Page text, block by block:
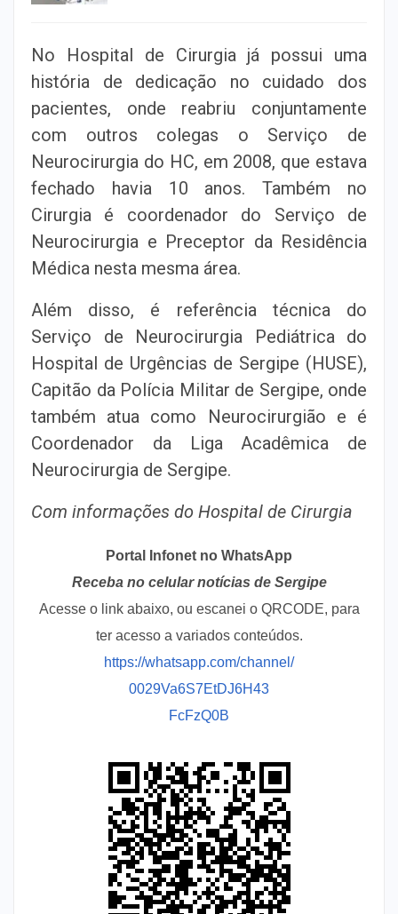
No Hospital de Cirurgia já possui uma
história de dedicação no cuidado dos
pacientes, onde reabriu conjuntamente
com outros colegas o Serviço de
Neurocirurgia do HC, em 2008, que estava
fechado havia 10 anos. Também no
Cirurgia é coordenador do Serviço de
Neurocirurgia e Preceptor da Residência
Médica nesta mesma área.
Além disso, é referência técnica do
Serviço de Neurocirurgia Pediátrica do
Hospital de Urgências de Sergipe (HUSE),
Capitão da Polícia Militar de Sergipe, onde
também atua como Neurocirurgião e é
Coordenador da Liga Acadêmica de
Neurocirurgia de Sergipe.
Com informações do Hospital de Cirurgia
Portal Infonet no WhatsApp
Receba no celular notícias de Sergipe
Acesse o link abaixo, ou escanei o QRCODE, para
ter acesso a variados conteúdos.
https://whatsapp.com/channel/
0029Va6S7EtDJ6H43
FcFzQ0B